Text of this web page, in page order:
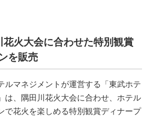
花火大会に合わせた特別観賞
を販売
ルマネジメントが運営する「東武ホテ
は、隅田川花火大会に合わせ、ホテル
で花火を楽しめる特別観賞ディナープ